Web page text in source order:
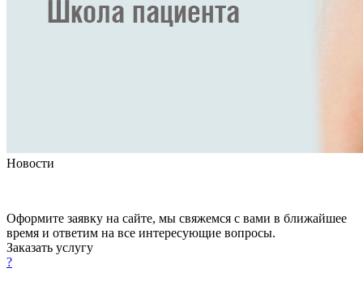
Новости
Оформите заявку на сайте, мы свяжемся с вами в ближайшее
время и ответим на все интересующие вопросы.
Заказать услугу
?